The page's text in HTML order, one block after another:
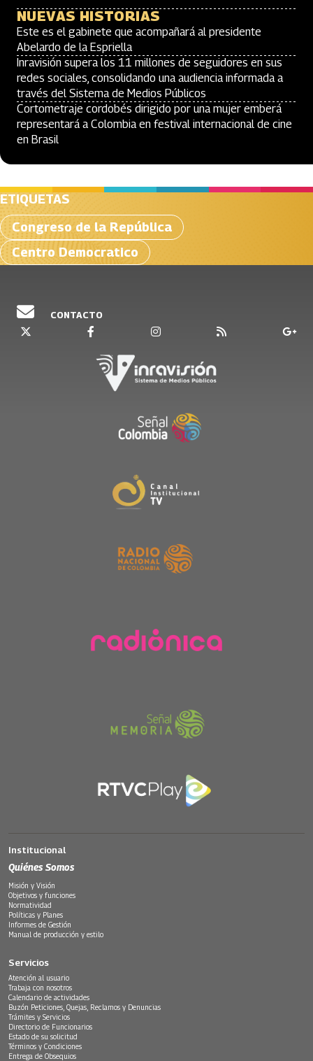
NUEVAS HISTORIAS
Este es el gabinete que acompañará al presidente
Abelardo de la Espriella
Inravisión supera los 11 millones de seguidores en sus
redes sociales, consolidando una audiencia informada a
través del Sistema de Medios Públicos
Cortometraje cordobés dirigido por una mujer emberá
representará a Colombia en festival internacional de cine
en Brasil
ETIQUETAS
Congreso de la República
Centro Democratico
CONTACTO
Institucional
Quiénes Somos
Misión y Visión
Objetivos y funciones
Normatividad
Políticas y Planes
Informes de Gestión
Manual de producción y estilo
Servicios
Atención al usuario
Trabaja con nosotros
Calendario de actividades
Buzón Peticiones, Quejas, Reclamos y Denuncias
Trámites y Servicios
Directorio de Funcionarios
Estado de su solicitud
Términos y Condiciones
Entrega de Obsequios